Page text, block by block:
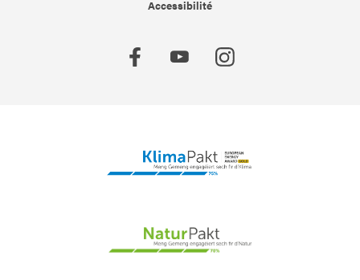
Accessibilité